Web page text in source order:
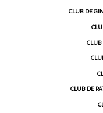
CLUB DE
CLUB
CLUB DE